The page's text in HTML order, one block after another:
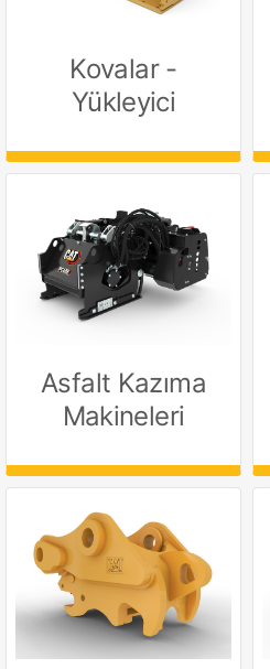
Kovalar -
Yükleyici
Asfalt Kazıma
Makineleri